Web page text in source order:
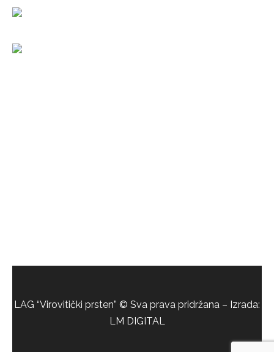
LAG “Virovitički prsten” © Sva prava pridržana – Izrada:
LM DIGITAL